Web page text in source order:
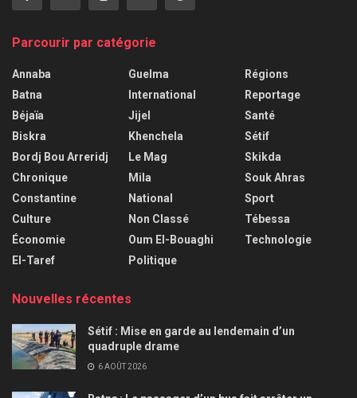
Parcourir par catégorie
Annaba
Batna
Béjaïa
Biskra
Bordj Bou Arreridj
Chronique
Constantine
Culture
Économie
El-Taref
Guelma
International
Jijel
Khenchela
Le Mag
Mila
National
Non Classé
Oum El-Bouaghi
Politique
Régions
Reportage
Santé
Sétif
Skikda
Souk Ahras
Sport
Tébessa
Technologie
Nouvelles récentes
Sétif : Mise en garde au lendemain d’un
quadruple drame
6 AOÛT 2026